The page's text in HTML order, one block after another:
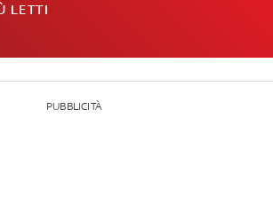
LETTI
PUBBLICITÀ